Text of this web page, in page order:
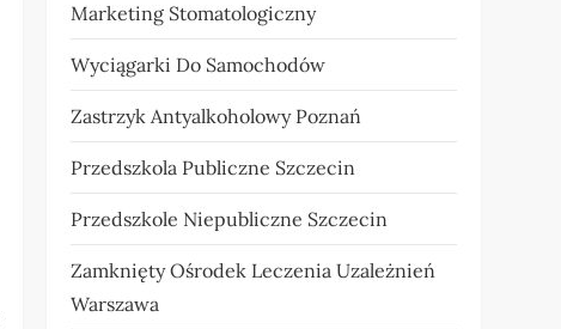
Marketing Stomatologiczny
Wyciągarki Do Samochodów
Zastrzyk Antyalkoholowy Poznań
Przedszkola Publiczne Szczecin
Przedszkole Niepubliczne Szczecin
Zamknięty Ośrodek Leczenia Uzależnień
Warszawa